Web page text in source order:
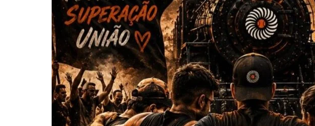
Mobilidade SERVIÇOS
Av. Barão do Rio Branco
terá interdição parcial aos
domingos e feriados
27 de maio de 2026
admin
Comentários desativados